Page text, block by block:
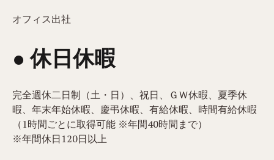
オフィス出社
● 休日休暇
完全週休二日制（土・日）、祝日、ＧＷ休暇、夏季休
暇、年末年始休暇、慶弔休暇、有給休暇、時間有給休暇
（1時間ごとに取得可能 ※年間40時間まで）
※年間休日120日以上